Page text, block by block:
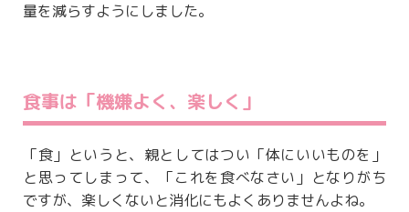
量を減らすようにしました。
食事は「機嫌よく、楽しく」
「食」というと、親としてはつい「体にいいものを」
と思ってしまって、「これを食べなさい」となりがち
ですが、楽しくないと消化にもよくありませんよね。